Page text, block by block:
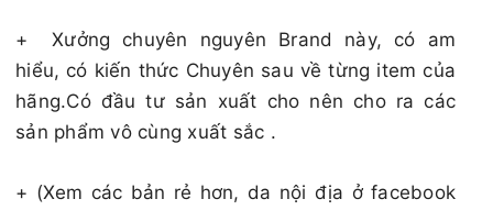
+Xưởng chuyên nguyên Brand này, có am
hiểu, có kiến thức Chuyên sau về từng item của
hãng.Có đầu tư sản xuất cho nên cho ra các
sản phẩm vô cùng xuất sắc .
+ (Xem các bản rẻ hơn, da nội địa ở facebook